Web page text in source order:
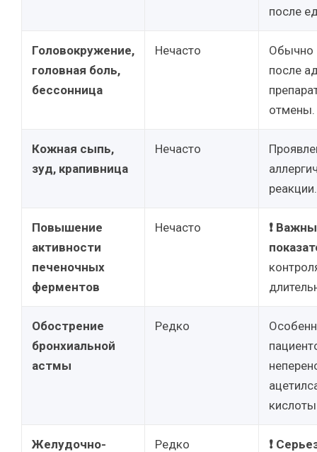
после
Головокружение,
головная боль,
бессонница
Нечасто
Обычно
после
отмены.
Кожная сыпь,
зуд, крапивница
Нечасто
реакции.
Повышение
активности
печеночных
ферментов
Нечасто
❗
Обострение
бронхиальной
астмы
Редко
Желудочно-
Редко
❗